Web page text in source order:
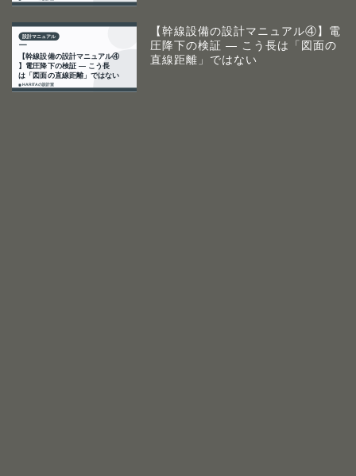
【幹線設備の設計マニュアル④】電
圧降下の検証 ― こう長は「図面の
直線距離」ではない